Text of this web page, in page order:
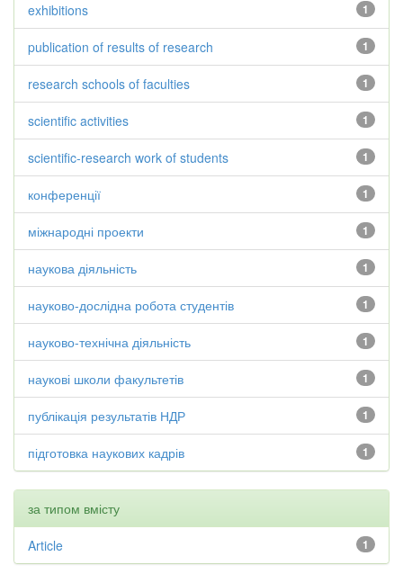
1
exhibitions
1
publication of results of research
1
research schools of faculties
1
scientific activities
1
scientific-research work of students
1
конференції
1
міжнародні проекти
1
наукова діяльність
1
науково-дослідна робота студентів
1
науково-технічна діяльність
1
наукові школи факультетів
1
публікація результатів НДР
1
підготовка наукових кадрів
за типом вмісту
1
Article